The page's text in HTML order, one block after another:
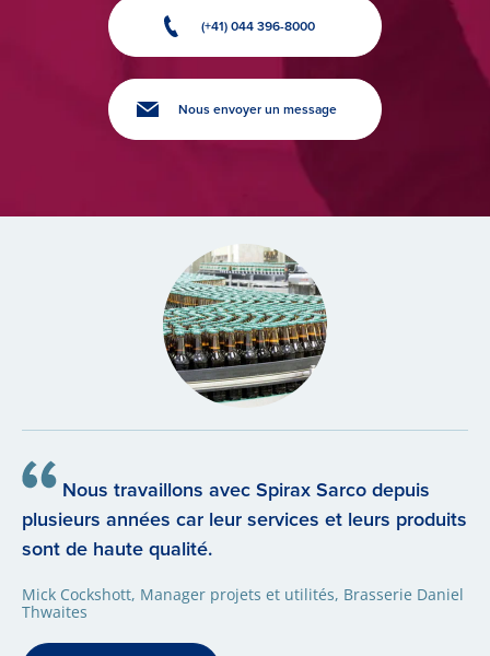
(+41) 044 396-8000
Nous envoyer un message
Nous travaillons avec Spirax Sarco depuis
plusieurs années car leur services et leurs produits
sont de haute qualité.
Mick Cockshott, Manager projets et utilités, Brasserie Daniel
Thwaites